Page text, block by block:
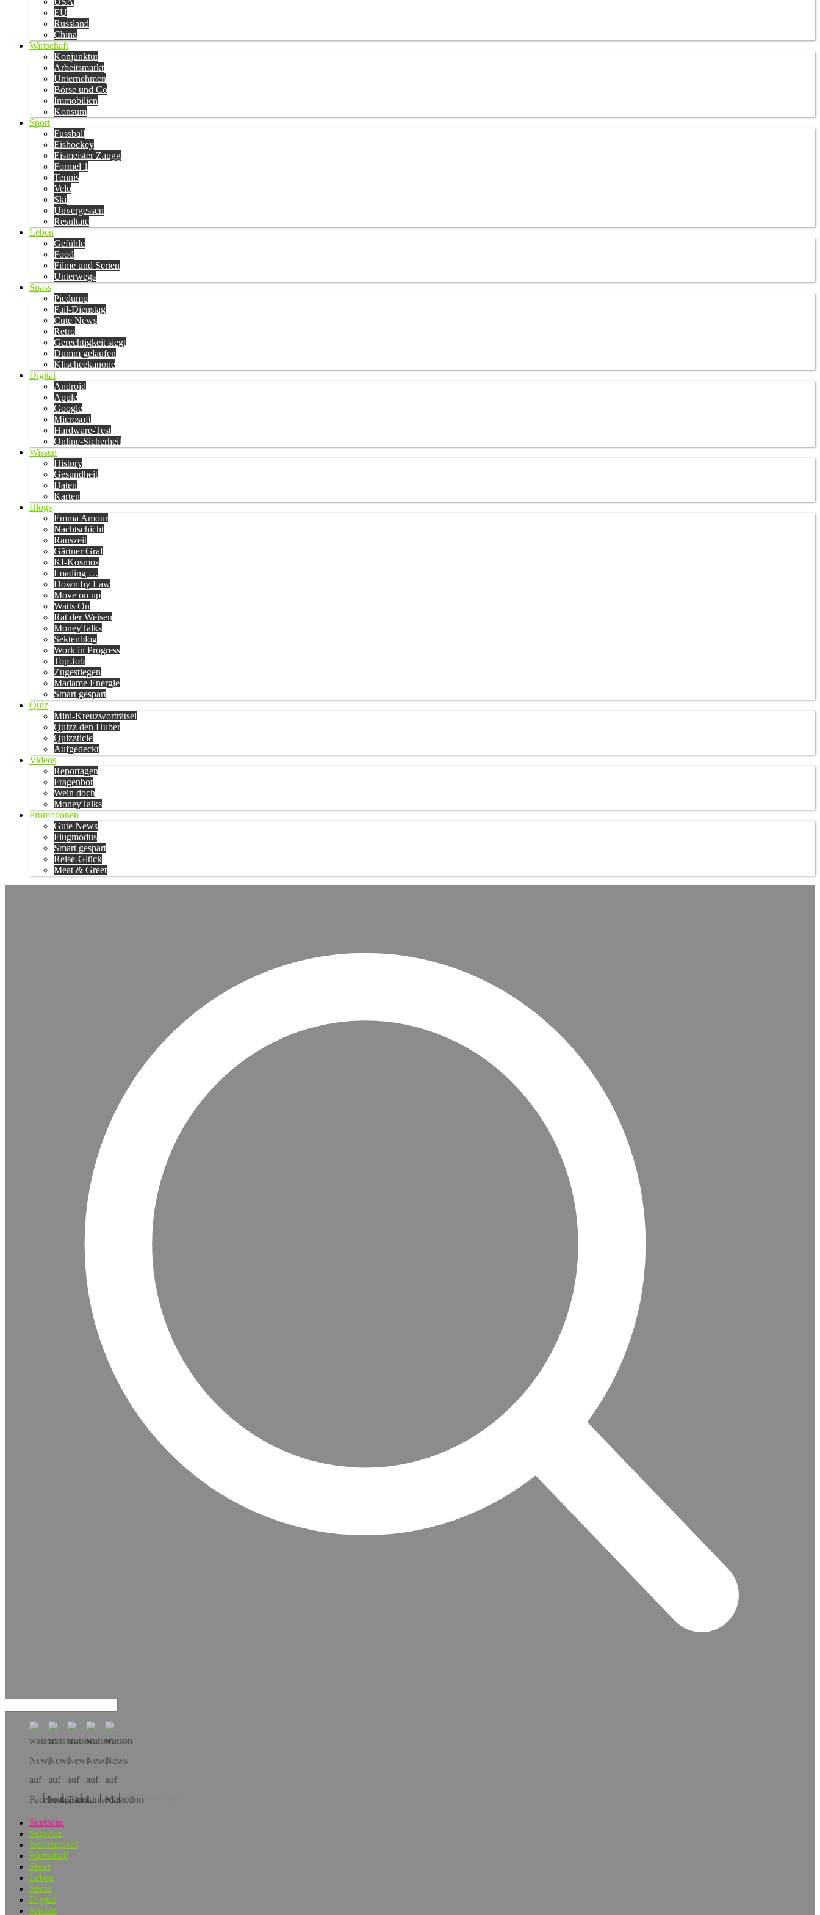
EU
Russland
China
Wirtschaft
Konjunktur
Arbeitsmarkt
Unternehmen
Börse und Co
Immobilien
Konsum
Sport
Fussball
Eishockey
Eismeister Zaugg
Formel 1
Tennis
Velo
Ski
Unvergessen
Resultate
Leben
Gefühle
Food
Filme und Serien
Unterwegs
Spass
Picdump
Fail-Dienstag
Cute News
Retro
Gerechtigkeit siegt
Dumm gelaufen
Klischeekanone
Digital
Android
Apple
Google
Microsoft
Hardware-Test
Online-Sicherheit
Wissen
History
Gesundheit
Daten
Karten
Blogs
Emma Amour
Nachtschicht
Rauszeit
Gärtner Graf
KI-Kosmos
Loading …
Down by Law
Move on up
Watts On
Rat der Weisen
MoneyTalks
Sektenblog
Work in Progress
Top Job
Zugestiegen
Madame Energie
Smart gespart
Quiz
Mini-Kreuzworträtsel
Quizz den Huber
Quizzticle
Aufgedeckt
Videos
Reportagen
Fragenbot
Wein doch
MoneyTalks
Promotionen
Gute News
Flugmodus
Smart gespart
Reise-Glück
Meat & Greet
Hol dir die App!
Startseite
Schweiz
International
Wirtschaft
Sport
Leben
Spass
Digital
Wissen